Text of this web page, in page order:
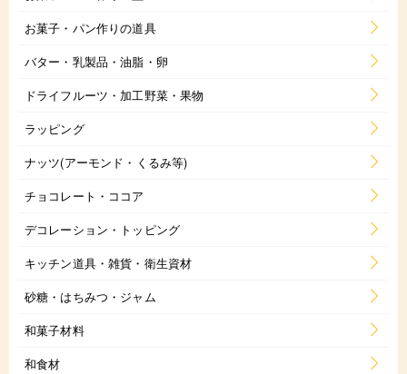
お菓子・パン作りの道具
バター・乳製品・油脂・卵
ドライフルーツ・加工野菜・果物
ラッピング
ナッツ(アーモンド・くるみ等)
チョコレート・ココア
デコレーション・トッピング
キッチン道具・雑貨・衛生資材
砂糖・はちみつ・ジャム
和菓子材料
和食材